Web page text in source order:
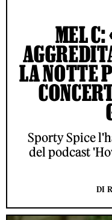
MEL C:
LA NOTTE
Sporty Spice
del podcast
DI